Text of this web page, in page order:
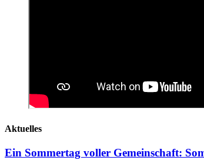
Aktuelles
Ein Sommertag voller Gemeinschaft: